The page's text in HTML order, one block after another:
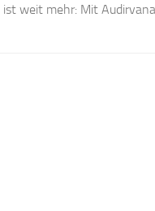
ist weit mehr: Mit